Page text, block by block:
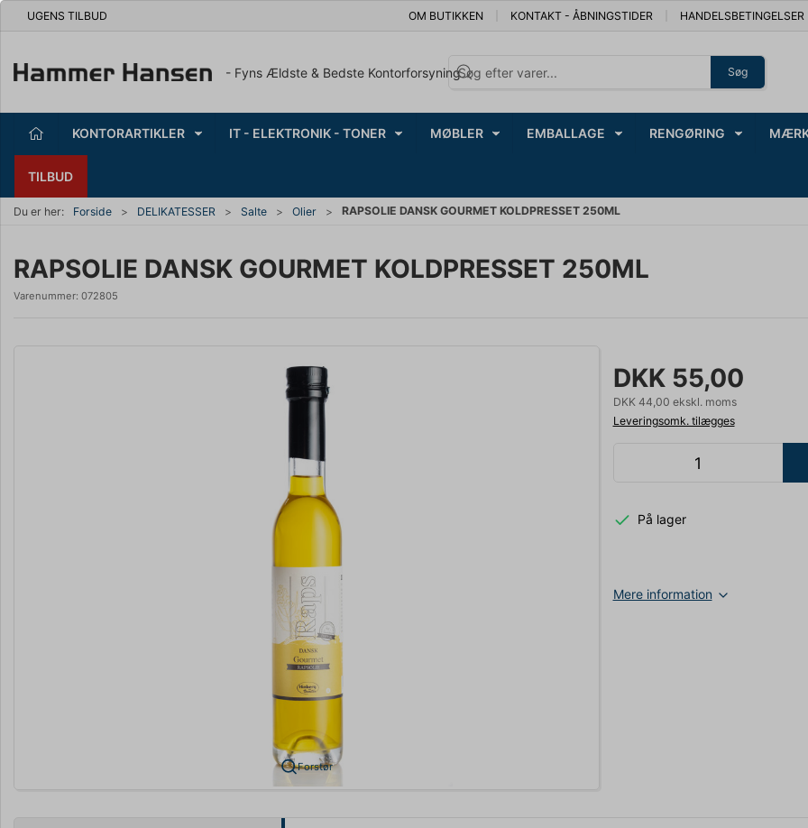
UGENS TILBUD OM BUTIKKEN KONTAKT - ÅBNINGSTIDER HANDELSBETINGELSER
- Fyns Ældste & Bedste Kontorforsyning Søg
KONTORARTIKLER IT - ELEKTRONIK - TONER MØBLER EMBALLAGE RENGØRING
TILBUD
Du er her: Forside DELIKATESSER Salte Olier RAPSOLIE DANSK GOURMET KOLDPRESSET 250ML
RAPSOLIE DANSK GOURMET KOLDPRESSET 250ML
Varenummer: 072805
Forstør
DKK 55,00
DKK 44,00 ekskl. moms
Leveringsomk. tilægges
På lager
Mere information